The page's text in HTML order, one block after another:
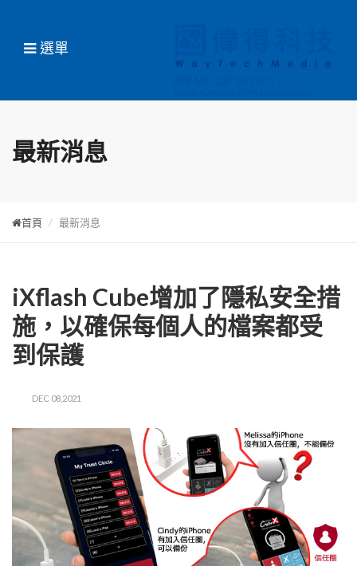
選單
最新消息
首頁 最新消息
iXflash Cube增加了隱私安全措
施，以確保每個人的檔案都受
到保護
DEC 08,2021